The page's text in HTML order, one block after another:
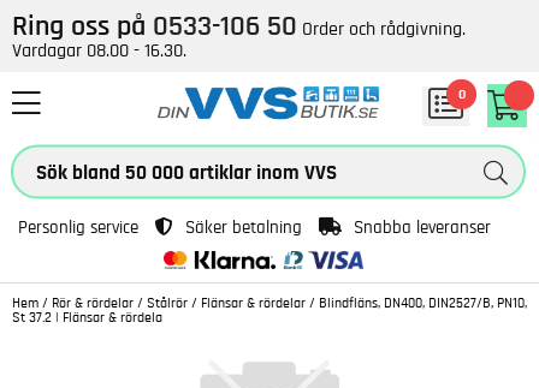
Ring oss på 0533-106 50 Order och rådgivning.
Vardagar 08.00 - 16.30.
0
Personlig service Säker betalning Snabba leveranser
Hem / Rör & rördelar / Stålrör / Flänsar & rördelar / Blindfläns, DN400, DIN2527/B, PN10,
St 37.2 | Flänsar & rördela